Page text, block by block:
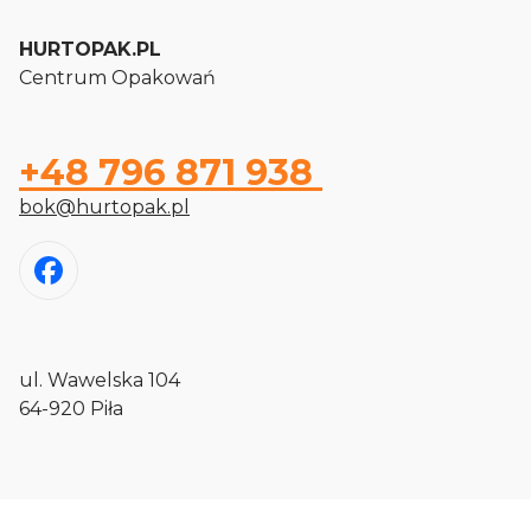
HURTOPAK.PL
Centrum Opakowań
+48 796 871 938
bok@hurtopak.pl
ul. Wawelska 104
64-920 Piła